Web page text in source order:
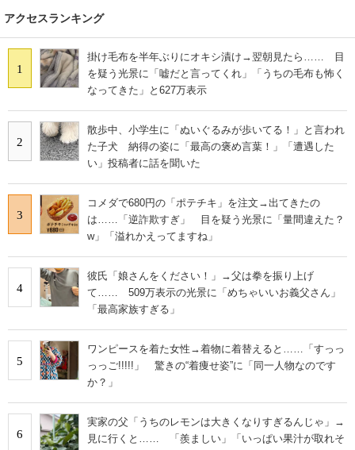
アクセスランキング
1
掛け毛布を半年ぶりにオキシ漬け→翌朝見たら…… 目
を疑う光景に「嘘だと言ってくれ」「うちの毛布も怖く
なってきた」と627万表示
2
散歩中、小学生に「ぬいぐるみが歩いてる！」と言われ
た子犬 納得の姿に「最高の褒め言葉！」「遭遇した
い」投稿者に話を聞いた
3
コメダで680円の「ポテチキ」を注文→出てきたの
は……「逆詐欺すぎ」 目を疑う光景に「量間違えた？
w」「溢れかえってますね」
4
彼氏「娘さんをください！」→父は拳を振り上げ
て…… 509万表示の光景に「めちゃいいお義父さん」
「最高家族すぎる」
5
ワンピースを着た女性→着物に着替えると……「すっっ
っっご!!!!!」 驚きの“着痩せ姿”に「同一人物なのです
か？」
6
実家の父「うちのレモンは大きくなりすぎるんじゃ」→
見に行くと…… 「羨ましい」「いっぱい果汁が取れそ